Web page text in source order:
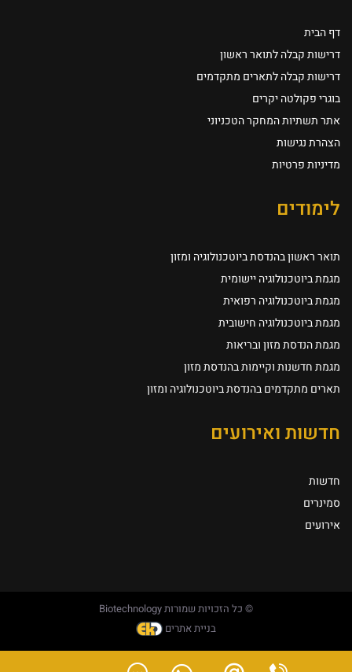
דף הבית
דרישות קבלה לתואר ראשון
דרישות קבלה לתארים מתקדמים
בוגרי פקולטה יקרים
אתר תשתיות המחקר הטכניוני
הצהרת נגישות
מדיניות פרטיות
לימודים
תואר ראשון בהנדסת ביוטכנולוגיה ומזון
מגמת ביוטכנולוגיה יישומית
מגמת ביוטכנולוגיה רפואית
מגמת ביוטכנולוגיה חישובית
מגמת הנדסת מזון ובריאות
מגמת חדשנות וקיימות בהנדסת מזון
תארים מתקדמים בהנדסת ביוטכנולוגיה ומזון
חדשות ואירועים
חדשות
סמינרים
אירועים
© כל הזכויות שמורות Biotechnology
בניית אתרים